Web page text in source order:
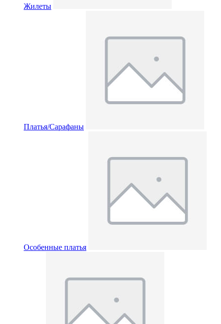
Жилеты
Платья/Сарафаны
Особенные платья